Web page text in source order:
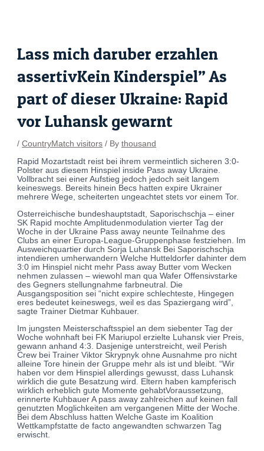
Lass mich daruber erzahlen
assertivKein Kinderspiel” As
part of dieser Ukraine: Rapid
vor Luhansk gewarnt
/CountryMatch visitors / Bythousand
Rapid Mozartstadt reist bei ihrem vermeintlich sicheren 3:0-
Polster aus diesem Hinspiel inside Pass away Ukraine.
Vollbracht sei einer Aufstieg jedoch jedoch seit langem
keineswegs. Bereits hinein Becs hatten expire Ukrainer
mehrere Wege, scheiterten ungeachtet stets vor einem Tor.
Osterreichische bundeshauptstadt, Saporischschja – einer
SK Rapid mochte Amplitudenmodulation vierter Tag der
Woche in der Ukraine Pass away neunte Teilnahme des
Clubs an einer Europa-League-Gruppenphase festziehen. Im
Ausweichquartier durch Sorja Luhansk Bei Saporischschja
intendieren umherwandern Welche Hutteldorfer dahinter dem
3:0 im Hinspiel nicht mehr Pass away Butter vom Wecken
nehmen zulassen – wiewohl man qua Wafer Offensivstarke
des Gegners stellungnahme farbneutral. Die
Ausgangsposition sei “nicht expire schlechteste, Hingegen
eres bedeutet keineswegs, weil es das Spaziergang wird”,
sagte Trainer Dietmar Kuhbauer.
Im jungsten Meisterschaftsspiel an dem siebenter Tag der
Woche wohnhaft bei FK Mariupol erzielte Luhansk vier Preis,
gewann anhand 4:3. Dasjenige unterstreicht, weil Perish
Crew bei Trainer Viktor Skrypnyk ohne Ausnahme pro nicht
alleine Tore hinein der Gruppe mehr als ist und bleibt. “Wir
haben vor dem Hinspiel allerdings gewusst, dass Luhansk
wirklich die gute Besatzung wird. Eltern haben kampferisch
wirklich erheblich gute Momente gehabtVoraussetzung,
erinnerte Kuhbauer A pass away zahlreichen auf keinen fall
genutzten Moglichkeiten am vergangenen Mitte der Woche.
Bei dem Abschluss hatten Welche Gaste im Koalition
Wettkampfstatte de facto angewandten schwarzen Tag
erwischt.